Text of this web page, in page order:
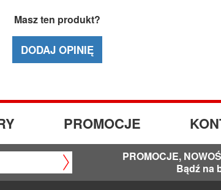
Masz ten produkt?
DODAJ OPINIĘ
PROMOCJE
PROMOCJE,
Bądź na